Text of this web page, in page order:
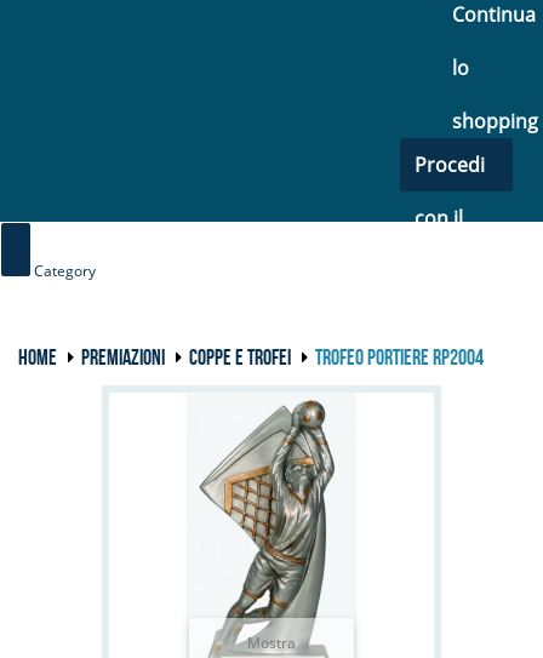
Continua
lo
shopping
Procedi
con il
Category
HOME PREMIAZIONI COPPE E TROFEI TROFEO PORTIERE RP2004
Mostra